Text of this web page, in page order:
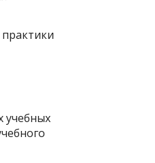
учебных